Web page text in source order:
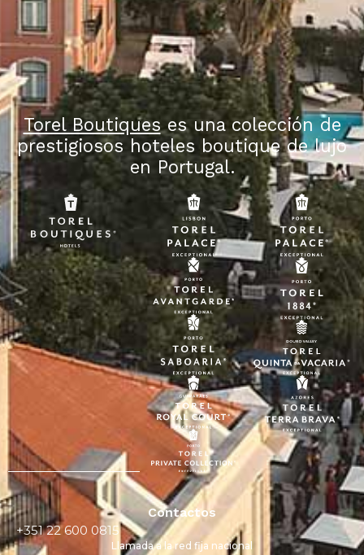
Torel Boutiqueses una colección de
prestigiosos hoteles boutique de lujo
en Portugal.
Contactos
+351 22 600 0815
Llamada a la red fija nacional